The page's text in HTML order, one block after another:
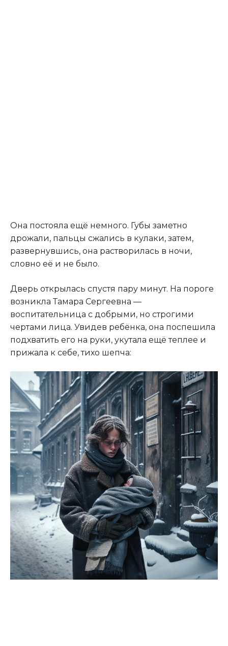
Она постояла ещё немного. Губы заметно
дрожали, пальцы сжались в кулаки, затем,
развернувшись, она растворилась в ночи,
словно её и не было.
Дверь открылась спустя пару минут. На пороге
возникла Тамара Сергеевна —
воспитательница с добрыми, но строгими
чертами лица. Увидев ребёнка, она поспешила
подхватить его на руки, укутала ещё теплее и
прижала к себе, тихо шепча: